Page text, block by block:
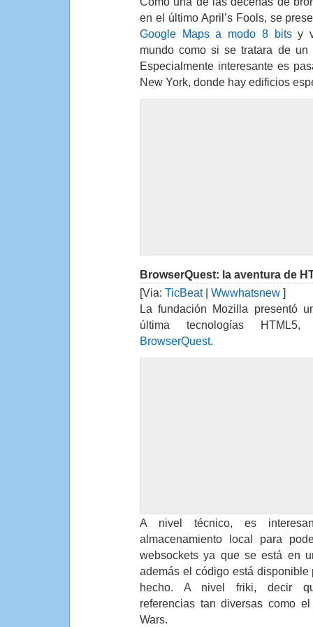
en el último April’s Fools, se
Google Maps a modo 8 bitsy
mundo como si se tratara de un
Especialmente interesante es
New York, donde hay edificios
BrowserQuest: la aventura de
[Via: TicBeat| Wwwhatsnew ]
La fundación Mozilla presentó
última tecnologías
BrowserQuest.
A nivel técnico, es
almacenamiento local para
websockets ya que se está en
además el código está disponible
hecho. A nivel friki, decir
referencias tan diversas como
Wars.